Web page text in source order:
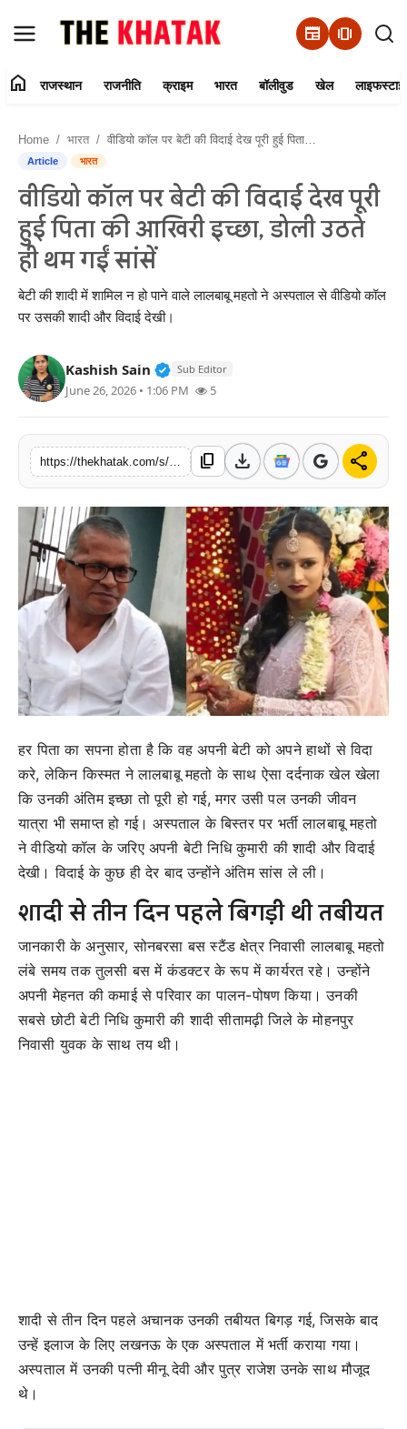
newspaper amp_stories
Contact Us
राजस्थान
राजनीति
क्राइम
बॉलीवुड
खेल
लाइफस्टाइल
अंतर्राष्ट्रीय
home राजस्थान राजनीति क्राइम भारत बॉलीवुड खेल
Home भारत वीडियो कॉल पर बेटी की विदाई देख पूरी हुई पिता की आखिरी इच्छा, डोली उठते ही थम गईं सांसें
Article भारत
वीडियो कॉल पर बेटी की विदाई देख पूरी
हुई पिता की आखिरी इच्छा, डोली उठते
ही थम गईं सांसें
बेटी की शादी में शामिल न हो पाने वाले लालबाबू महतो ने अस्पताल से वीडियो कॉल
पर उसकी शादी और विदाई देखी।
Kashish Sain Verified Public Figure • 11 Jun,
Sub Editor
June 26, 2026 • 1:06 PM 5
content_copy download share
हर पिता का सपना होता है कि वह अपनी बेटी को अपने हाथों से विदा
करे, लेकिन किस्मत ने लालबाबू महतो के साथ ऐसा दर्दनाक खेल खेला
कि उनकी अंतिम इच्छा तो पूरी हो गई, मगर उसी पल उनकी जीवन
यात्रा भी समाप्त हो गई। अस्पताल के बिस्तर पर भर्ती लालबाबू महतो
ने वीडियो कॉल के जरिए अपनी बेटी निधि कुमारी की शादी और विदाई
देखी। विदाई के कुछ ही देर बाद उन्होंने अंतिम सांस ले ली।
शादी से तीन दिन पहले बिगड़ी थी तबीयत
जानकारी के अनुसार, सोनबरसा बस स्टैंड क्षेत्र निवासी लालबाबू महतो
लंबे समय तक तुलसी बस में कंडक्टर के रूप में कार्यरत रहे। उन्होंने
अपनी मेहनत की कमाई से परिवार का पालन-पोषण किया। उनकी
सबसे छोटी बेटी निधि कुमारी की शादी सीतामढ़ी जिले के मोहनपुर
निवासी युवक के साथ तय थी।
शादी से तीन दिन पहले अचानक उनकी तबीयत बिगड़ गई, जिसके बाद
उन्हें इलाज के लिए लखनऊ के एक अस्पताल में भर्ती कराया गया।
अस्पताल में उनकी पत्नी मीनू देवी और पुत्र राजेश उनके साथ मौजूद
थे।